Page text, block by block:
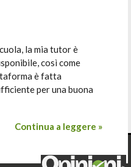
la mia tutor è
così come
è fatta
per una buona
Continua a leggere »